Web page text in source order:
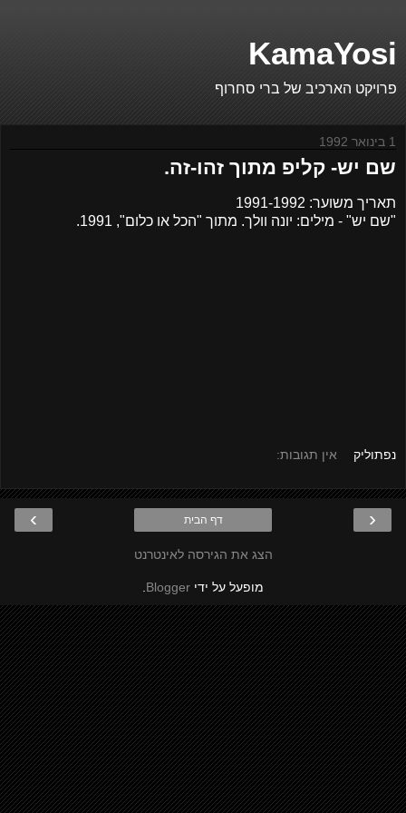
KamaYosi
פרויקט הארכיב של ברי סחרוף
1 בינואר 1992
שם יש- קליפ מתוך זהו-זה.
תאריך משוער: 1991-1992
"שם יש" - מילים: יונה וולך. מתוך "הכל או כלום", 1991.
נפתוליק אין תגובות:
‹
› דף הבית
הצג את הגירסה לאינטרנט
מופעל על ידי Blogger
.